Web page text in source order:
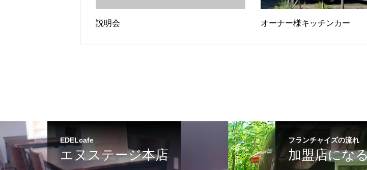
説明会 オーナー様キッチンカー
EDELcafe
エヌステージ本店
フランチャイズの流れ
加盟店にな